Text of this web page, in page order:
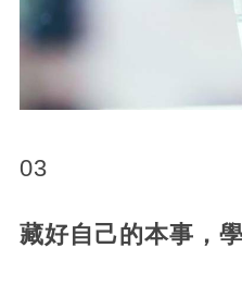
03
藏好自己的本事，